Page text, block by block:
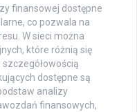
finansowej dostępne
co pozwala na
W sieci można
które różnią się
dostępne są
analizy
finansowych,